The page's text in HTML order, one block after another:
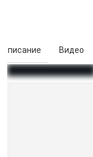
Описание Видео